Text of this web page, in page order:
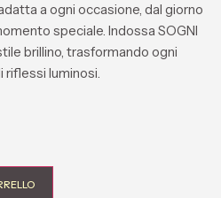
a ogni occasione, dal giorno
speciale. Indossa SOGNI
brillino, trasformando ogni
riflessi luminosi.